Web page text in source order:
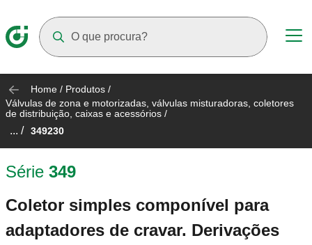
Home / Produtos /
Válvulas de zona e motorizadas, válvulas misturadoras, coletores
de distribuição, caixas e acessórios /
... / 349230
Série 349
Coletor simples componível para
adaptadores de cravar. Derivações